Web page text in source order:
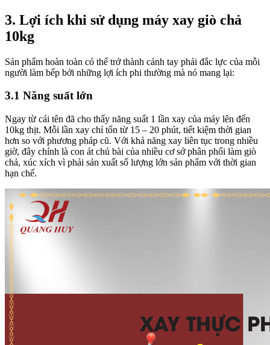
3. Lợi ích khi sử dụng máy xay giò chả
10kg
Sản phẩm hoàn toàn có thể trở thành cánh tay phải đắc lực của mỗi
người làm bếp bởi những lợi ích phi thường mà nó mang lại:
3.1 Năng suất lớn
Ngay từ cái tên đã cho thấy năng suất 1 lần xay của máy lên đến
10kg thịt. Mỗi lần xay chỉ tốn từ 15 – 20 phút, tiết kiệm thời gian
hơn so với phương pháp cũ. Với khả năng xay liên tục trong nhiều
giờ, đây chính là con át chủ bài của nhiều cơ sở phân phối làm giò
chả, xúc xích vì phải sản xuất số lượng lớn sản phẩm với thời gian
hạn chế.